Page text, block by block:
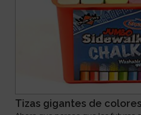
Tizas gigantes de colores